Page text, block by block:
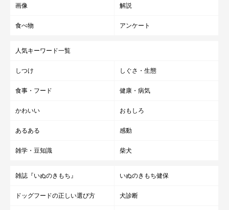
画像 解説
食べ物 アンケート
人気キーワード一覧
しつけ しぐさ・生態
食事・フード 健康・病気
かわいい おもしろ
あるある 感動
雑学・豆知識 柴犬
雑誌『いぬのきもち』 いぬのきもち健保
ドッグフードの正しい選び方 犬診断